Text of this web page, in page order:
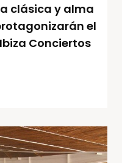
clásica y alma
el
Conciertos